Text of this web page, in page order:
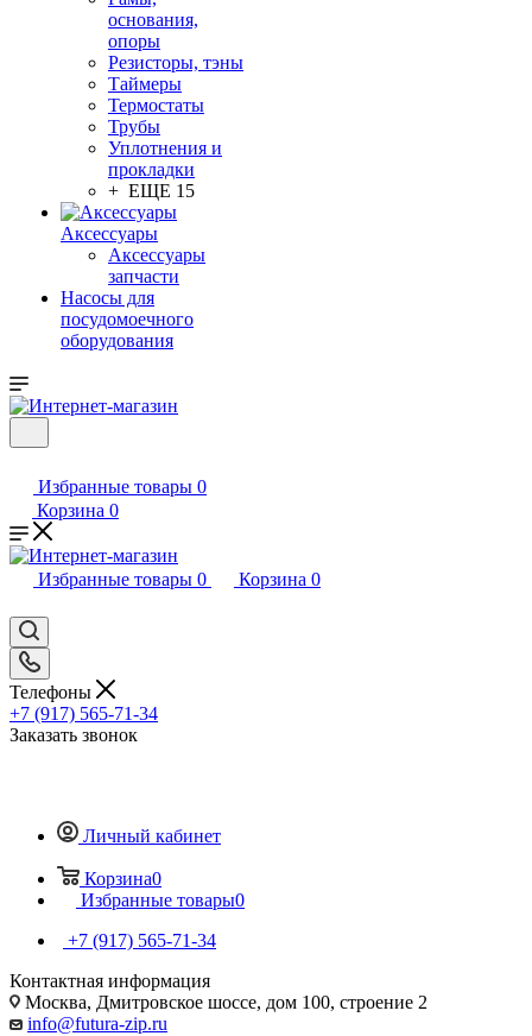
основания,
опоры
Резисторы, тэны
Таймеры
Термостаты
Трубы
Уплотнения и
прокладки
+ ЕЩЕ 15
Аксессуары
Аксессуары
запчасти
Насосы для
посудомоечного
оборудования
Избранные товары 0
Корзина 0
Избранные товары 0 Корзина 0
Телефоны
+7 (917) 565-71-34
Заказать звонок
Личный кабинет
Корзина0
Избранные товары0
+7 (917) 565-71-34
Контактная информация
Москва, Дмитровское шоссе, дом 100, строение 2
info@futura-zip.ru